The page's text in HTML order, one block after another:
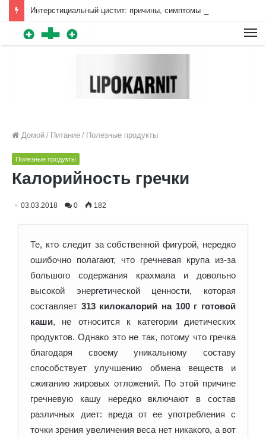
Домой / Питание / Полезные продукты
Полезные продукты
Калорийность гречки
03.03.2018 0 182
Те, кто следит за собственной фигурой, нередко
ошибочно полагают, что гречневая крупа из-за
большого содержания крахмала и довольно
высокой энергетической ценности, которая
составляет 313 килокалорий на 100 г готовой
каши, не относится к категории диетических
продуктов. Однако это не так, потому что гречка
благодаря своему уникальному составу
способствует улучшению обмена веществ и
сжиганию жировых отложений. По этой причине
гречневую кашу нередко включают в состав
различных диет: вреда от ее употребления с
точки зрения увеличения веса нет никакого, а вот
Для любых предложений по